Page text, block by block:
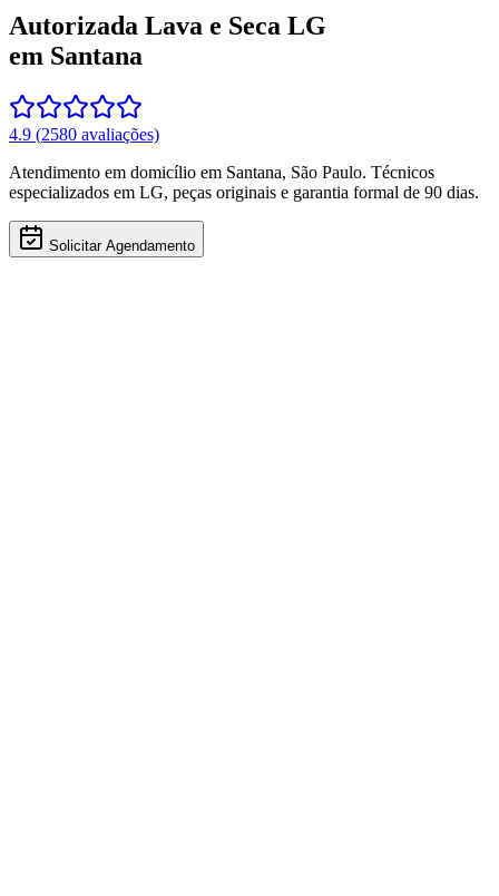
Autorizada Lava e Seca LG
em Santana
4.9 (2580 avaliações)
Atendimento em domicílio em Santana, São Paulo. Técnicos
especializados em LG, peças originais e garantia formal de 90 dias.
Solicitar Agendamento